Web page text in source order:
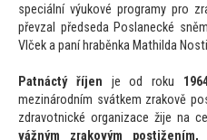
speciální výukové programy pro
převzal předseda Poslanecké
Vlček a paní hraběnka Mathilda
Patnáctý říjen je od roku
mezinárodním svátkem zrakově
zdravotnické organizace žije na
vážným zrakovým